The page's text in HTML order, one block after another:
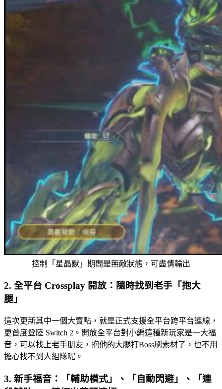
控制「星晶獸」期間是無敵狀態，可盡情輸出
2. 全平台 Crossplay 開放：隨時找到老手「抱大
腿」
這次更新其中一個大賣點，就是正式支援全平台跨平台連線，
更首度登陸 Switch 2。開放全平台對小編這種新玩家是一大福
音，可以找上老手朋友，抱他的大腿打Boss刷素材了，也不用
擔心找不到人組隊呢。
3. 新手福音：「輔助模式」、「自動閃避」、「連